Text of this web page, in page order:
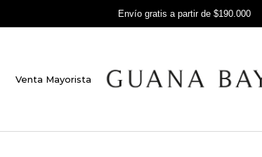
Envío gratis a partir de $190.000
Venta Mayorista